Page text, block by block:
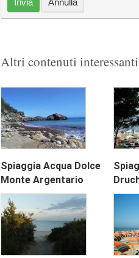
Invia Annulla
Altri contenuti
Spiaggia Acqua Dolce
Monte Argentario